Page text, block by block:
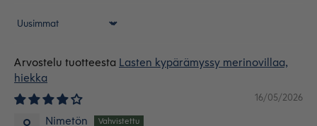
Sort by
Lasten kypärämyssy merinovillaa,
hiekka
16/05/2026
Nimetön